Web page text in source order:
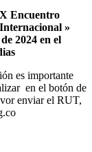
Encuentro
»
2024 en el
es importante
en el botón de
enviar el RUT,